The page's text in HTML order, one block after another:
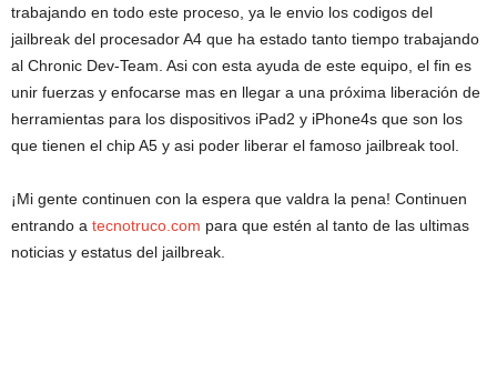
trabajando en todo este proceso, ya le envio los codigos del
jailbreak del procesador A4 que ha estado tanto tiempo trabajando
al Chronic Dev-Team. Asi con esta ayuda de este equipo, el fin es
unir fuerzas y enfocarse mas en llegar a una próxima liberación de
herramientas para los dispositivos iPad2 y iPhone4s que son los
que tienen el chip A5 y asi poder liberar el famoso jailbreak tool.
¡Mi gente continuen con la espera que valdra la pena! Continuen
entrando a tecnotruco.com para que estén al tanto de las ultimas
noticias y estatus del jailbreak.